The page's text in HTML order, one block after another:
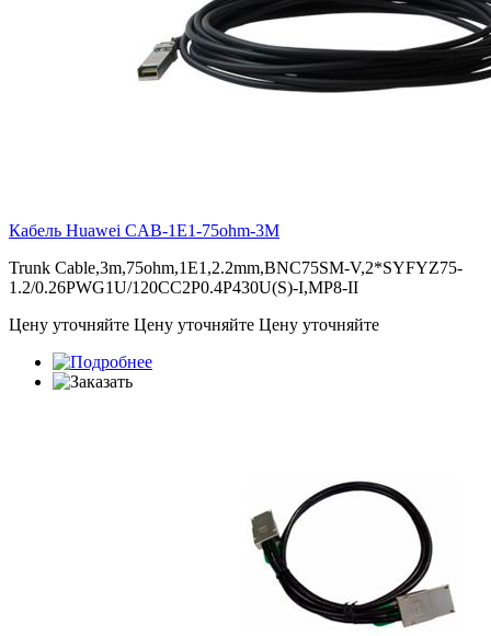
Кабель Huawei CAB-1E1-75ohm-3M
Trunk Cable,3m,75ohm,1E1,2.2mm,BNC75SM-V,2*SYFYZ75-
1.2/0.26PWG1U/120CC2P0.4P430U(S)-I,MP8-II
Цену уточняйте Цену уточняйте Цену уточняйте